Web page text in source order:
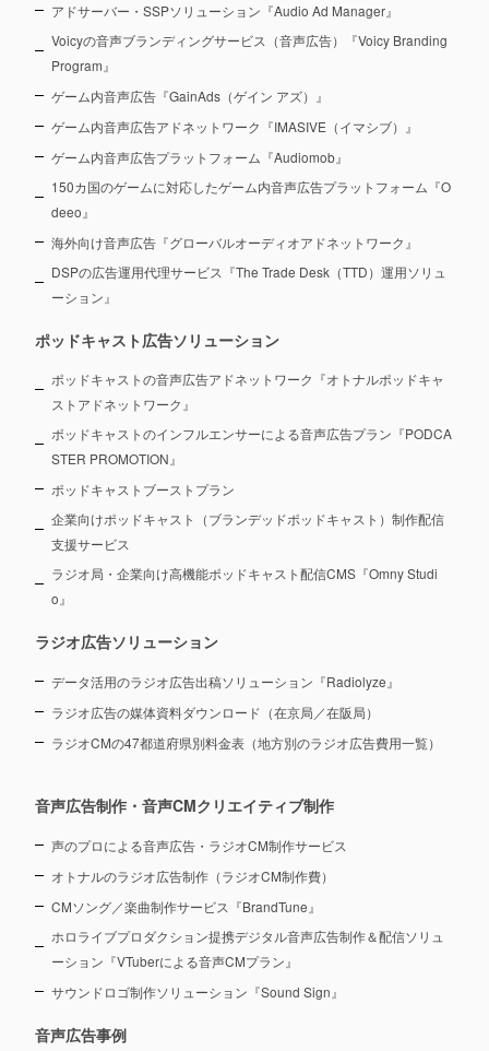
アドサーバー・SSPソリューション『Audio Ad Manager』
Voicyの音声ブランディングサービス（音声広告）『Voicy Branding
Program』
ゲーム内音声広告『GainAds（ゲイン アズ）』
ゲーム内音声広告アドネットワーク『IMASIVE（イマシブ）』
ゲーム内音声広告プラットフォーム『Audiomob』
150カ国のゲームに対応したゲーム内音声広告プラットフォーム『O
deeo』
海外向け音声広告『グローバルオーディオアドネットワーク』
DSPの広告運用代理サービス『The Trade Desk（TTD）運用ソリュ
ーション』
ポッドキャスト広告ソリューション
ポッドキャストの音声広告アドネットワーク『オトナルポッドキャ
ストアドネットワーク』
ポッドキャストのインフルエンサーによる音声広告プラン『PODCA
STER PROMOTION』
ポッドキャストブーストプラン
企業向けポッドキャスト（ブランデッドポッドキャスト）制作配信
支援サービス
ラジオ局・企業向け高機能ポッドキャスト配信CMS『Omny Studi
o』
ラジオ広告ソリューション
データ活用のラジオ広告出稿ソリューション『Radiolyze』
ラジオ広告の媒体資料ダウンロード（在京局／在阪局）
ラジオCMの47都道府県別料金表（地方別のラジオ広告費用一覧）
音声広告制作・音声CMクリエイティブ制作
声のプロによる音声広告・ラジオCM制作サービス
オトナルのラジオ広告制作（ラジオCM制作費）
CMソング／楽曲制作サービス『BrandTune』
ホロライブプロダクション提携デジタル音声広告制作＆配信ソリュ
ーション 『VTuberによる音声CMプラン』
サウンドロゴ制作ソリューション『Sound Sign』
音声広告事例